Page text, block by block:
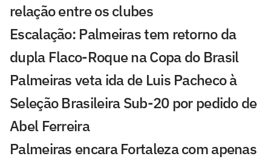
relação entre os clubes
Escalação: Palmeiras tem retorno da
dupla Flaco-Roque na Copa do Brasil
Palmeiras veta ida de Luis Pacheco à
Seleção Brasileira Sub-20 por pedido de
Abel Ferreira
Palmeiras encara Fortaleza com apenas